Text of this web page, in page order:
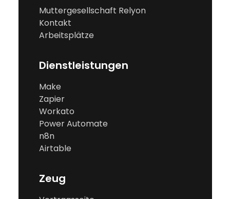
Muttergesellschaft Relyon
Kontakt
Arbeitsplätze
Dienstleistungen
Make
Zapier
Workato
Power Automate
n8n
Airtable
Zeug